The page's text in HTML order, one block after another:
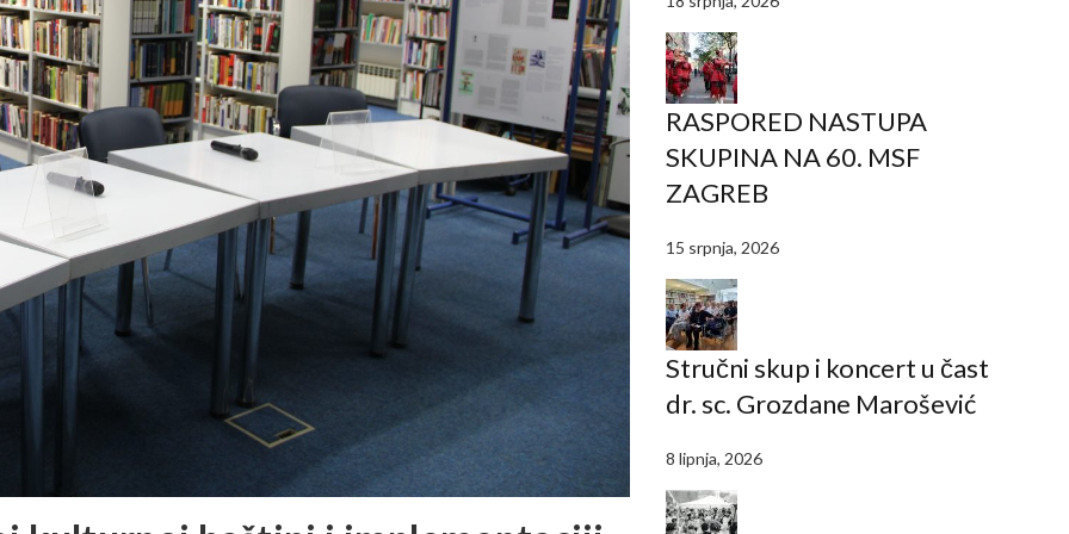
RASPORED NASTUPA
SKUPINA NA 60. MSF
ZAGREB
15 srpnja, 2026
Stručni skup i koncert u čast
dr. sc. Grozdane Marošević
8 lipnja, 2026